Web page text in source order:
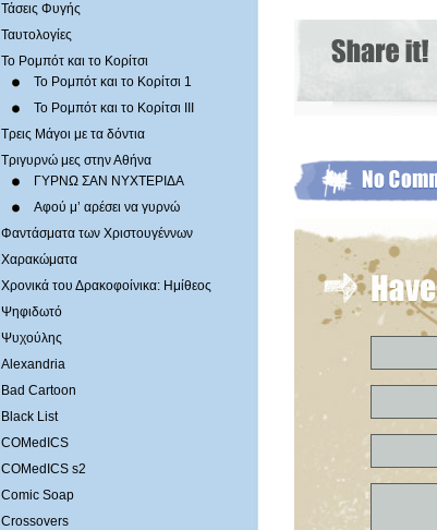
Τάσεις Φυγής
Ταυτολογίες
Το Ρομπότ και το Κορίτσι
Το Ρομπότ και το Κορίτσι 1
Το Ρομπότ και το Κορίτσι III
Τρεις Μάγοι με τα δόντια
Τριγυρνώ μες στην Αθήνα
ΓΥΡΝΩ ΣΑΝ ΝΥΧΤΕΡΙΔΑ
Αφού μ’ αρέσει να γυρνώ
Φαντάσματα των Χριστουγέννων
Χαρακώματα
Χρονικά του Δρακοφοίνικα: Ημίθεος
Ψηφιδωτό
Ψυχούλης
Alexandria
Bad Cartoon
Black List
COMedICS
COMedICS s2
Comic Soap
Crossovers